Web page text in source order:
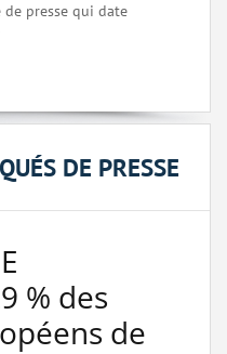
presse qui date
DE PRESSE
% des
de